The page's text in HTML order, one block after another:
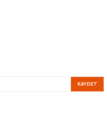
KAYDET